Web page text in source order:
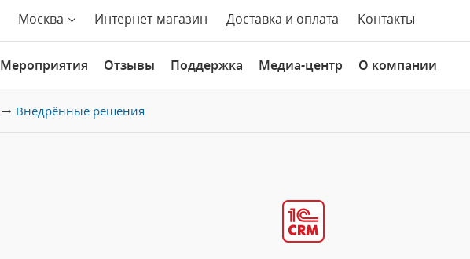
Москва Интернет-магазин Доставка и оплата Контакты
Мероприятия Отзывы Поддержка Медиа-центр О компании
Внедрённые решения